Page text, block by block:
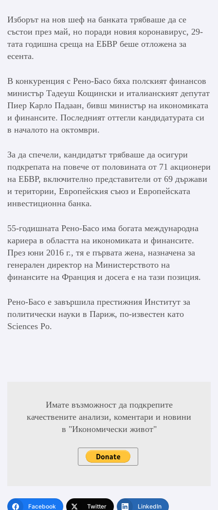
Изборът на нов шеф на банката трябваше да се
състои през май, но поради новия коронавирус, 29-
тата годишна среща на ЕБВР беше отложена за
есента.
В конкуренция с Рено-Басо бяха полският финансов
министър Тадеуш Кощински и италианският депутат
Пиер Карло Падаан, бивш министър на икономиката
и финансите. Последният оттегли кандидатурата си
в началото на октомври.
За да спечели, кандидатът трябваше да осигури
подкрепата на повече от половината от 71 акционери
на ЕБВР, включително представители от 69 държави
и територии, Европейския съюз и Европейската
инвестиционна банка.
55-годишната Рено-Басо има богата международна
кариера в областта на икономиката и финансите.
През юни 2016 г., тя е първата жена, назначена за
генерален директор на Министерството на
финансите на Франция и досега е на тази позиция.
Рено-Басо е завършила престижния Институт за
политически науки в Париж, по-известен като
Sciences Po.
Имате възможност да подкрепите
качествените анализи, коментари и новини
в "Икономически живот"
Facebook Twitter LinkedIn